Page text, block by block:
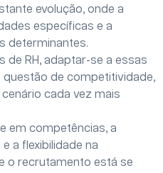
evolução, onde a
específicas e a
determinantes.
de RH, adaptar-se a essas
questão de competitividade,
cada vez mais
em competências, a
a flexibilidade na
o recrutamento está se